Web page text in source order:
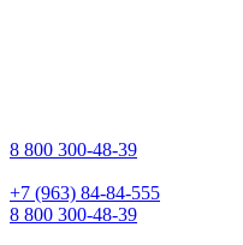
8 800 300‑48‑39
+7 (963) 84‑84‑555
8 800 300‑48‑39